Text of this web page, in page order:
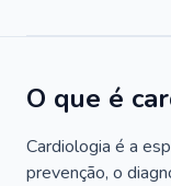
O que é
Cardiologia é a
prevenção, o